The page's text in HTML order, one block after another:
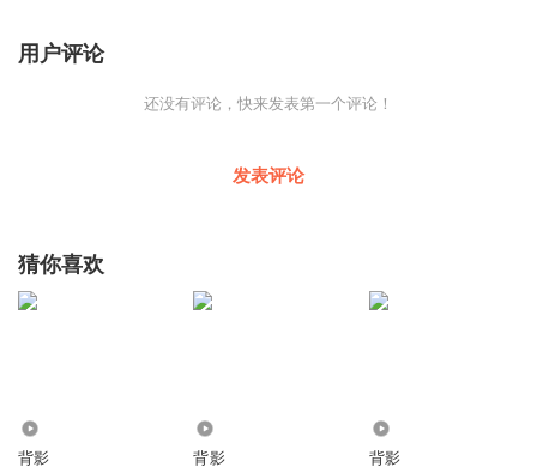
用户评论
还没有评论，快来发表第一个评论！
发表评论
猜你喜欢
背影 背影 背影